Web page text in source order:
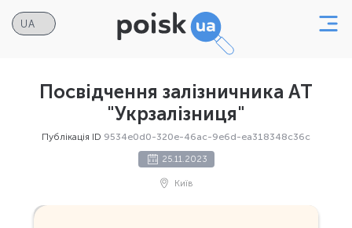
Посвідчення залізничника АТ
"Укрзалізниця"
Публікація ID 9534e0d0-320e-46ac-9e6d-ea318348c36c
25.11.2023
Київ